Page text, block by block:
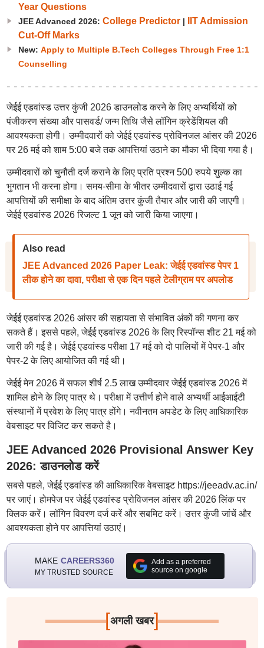
Year Questions
JEE Advanced 2026: College Predictor|
IIT Admission
Cut-Off Marks
New: Apply to Multiple B.Tech Colleges Through Free 1:1
Counselling
जेईई एडवांस्ड उत्तर कुंजी 2026 डाउनलोड करने के लिए अभ्यर्थियों को
पंजीकरण संख्या और पासवर्ड/ जन्म तिथि जैसे लॉगिन क्रेडेंशियल की
आवश्यकता होगी। उम्मीदवारों को जेईई एडवांस्ड प्रोविनजल आंसर की 2026
पर 26 मई को शाम 5:00 बजे तक आपत्तियां उठाने का मौका भी दिया गया है।
उम्मीदवारों को चुनौती दर्ज कराने के लिए प्रति प्रश्न 500 रुपये शुल्क का
भुगतान भी करना होगा। समय-सीमा के भीतर उम्मीदवारों द्वारा उठाई गई
आपत्तियों की समीक्षा के बाद अंतिम उत्तर कुंजी तैयार और जारी की जाएगी।
जेईई एडवांस्ड 2026 रिजल्ट 1 जून को जारी किया जाएगा।
Also read
JEE Advanced 2026 Paper Leak: जेईई एडवांस्ड पेपर 1
लीक होने का दावा, परीक्षा से एक दिन पहले टेलीग्राम पर अपलोड
जेईई एडवांस्ड 2026 आंसर की सहायता से संभावित अंकों की गणना कर
सकते हैं। इससे पहले, जेईई एडवांस्ड 2026 के लिए रिस्पॉन्स शीट 21 मई को
जारी की गई है। जेईई एडवांस्ड परीक्षा 17 मई को दो पालियों में पेपर-1 और
पेपर-2 के लिए आयोजित की गई थी।
जेईई मेन 2026 में सफल शीर्ष 2.5 लाख उम्मीदवार जेईई एडवांस्ड 2026 में
शामिल होने के लिए पात्र थे। परीक्षा में उत्तीर्ण होने वाले अभ्यर्थी आईआईटी
संस्थानों में प्रवेश के लिए पात्र होंगे। नवीनतम अपडेट के लिए आधिकारिक
वेबसाइट पर विजिट कर सकते है।
JEE Advanced 2026 Provisional Answer Key
2026: डाउनलोड करें
सबसे पहले, जेईई एडवांस्ड की आधिकारिक वेबसाइट https://jeeadv.ac.in/
पर जाएं। होमपेज पर जेईई एडवांस्ड प्रोविजनल आंसर की 2026 लिंक पर
क्लिक करें। लॉगिन विवरण दर्ज करें और सबमिट करें। उत्तर कुंजी जांचें और
आवश्यकता होने पर आपत्तियां उठाएं।
MAKE CAREERS360
MY TRUSTED SOURCE
Add as a preferred
source on google
[अगली खबर]